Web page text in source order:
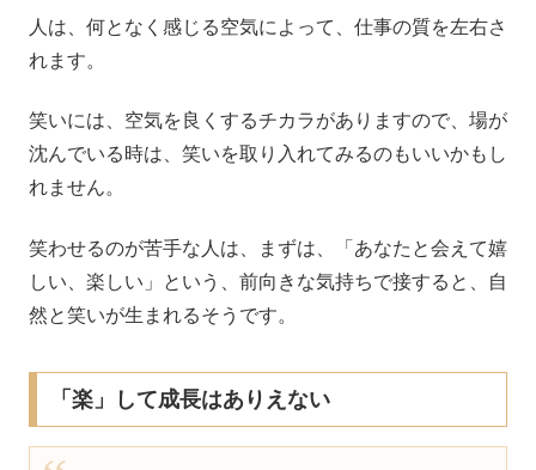
人は、何となく感じる空気によって、仕事の質を左右さ
れます。
笑いには、空気を良くするチカラがありますので、場が
沈んでいる時は、笑いを取り入れてみるのもいいかもし
れません。
笑わせるのが苦手な人は、まずは、「あなたと会えて嬉
しい、楽しい」という、前向きな気持ちで接すると、自
然と笑いが生まれるそうです。
「楽」して成長はありえない